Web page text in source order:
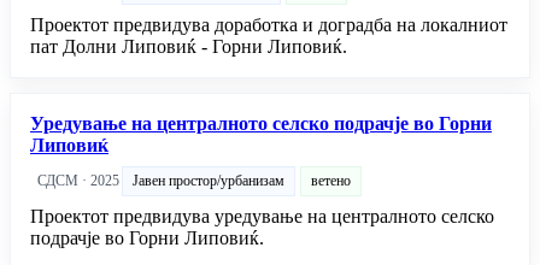
Проектот предвидува доработка и доградба на локалниот
пат Долни Липовиќ - Горни Липовиќ.
Уредување на централното селско подрачје во Горни
Липовиќ
СДСМ · 2025 Јавен простор/урбанизам ветено
Проектот предвидува уредување на централното селско
подрачје во Горни Липовиќ.